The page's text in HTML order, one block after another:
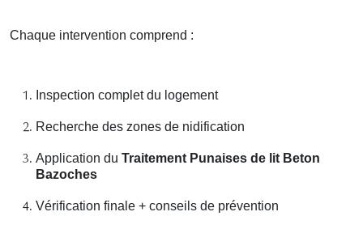
Chaque intervention comprend :
Inspection complet du logement
Recherche des zones de nidification
Application du Traitement Punaises de lit Beton
Bazoches
Vérification finale + conseils de prévention